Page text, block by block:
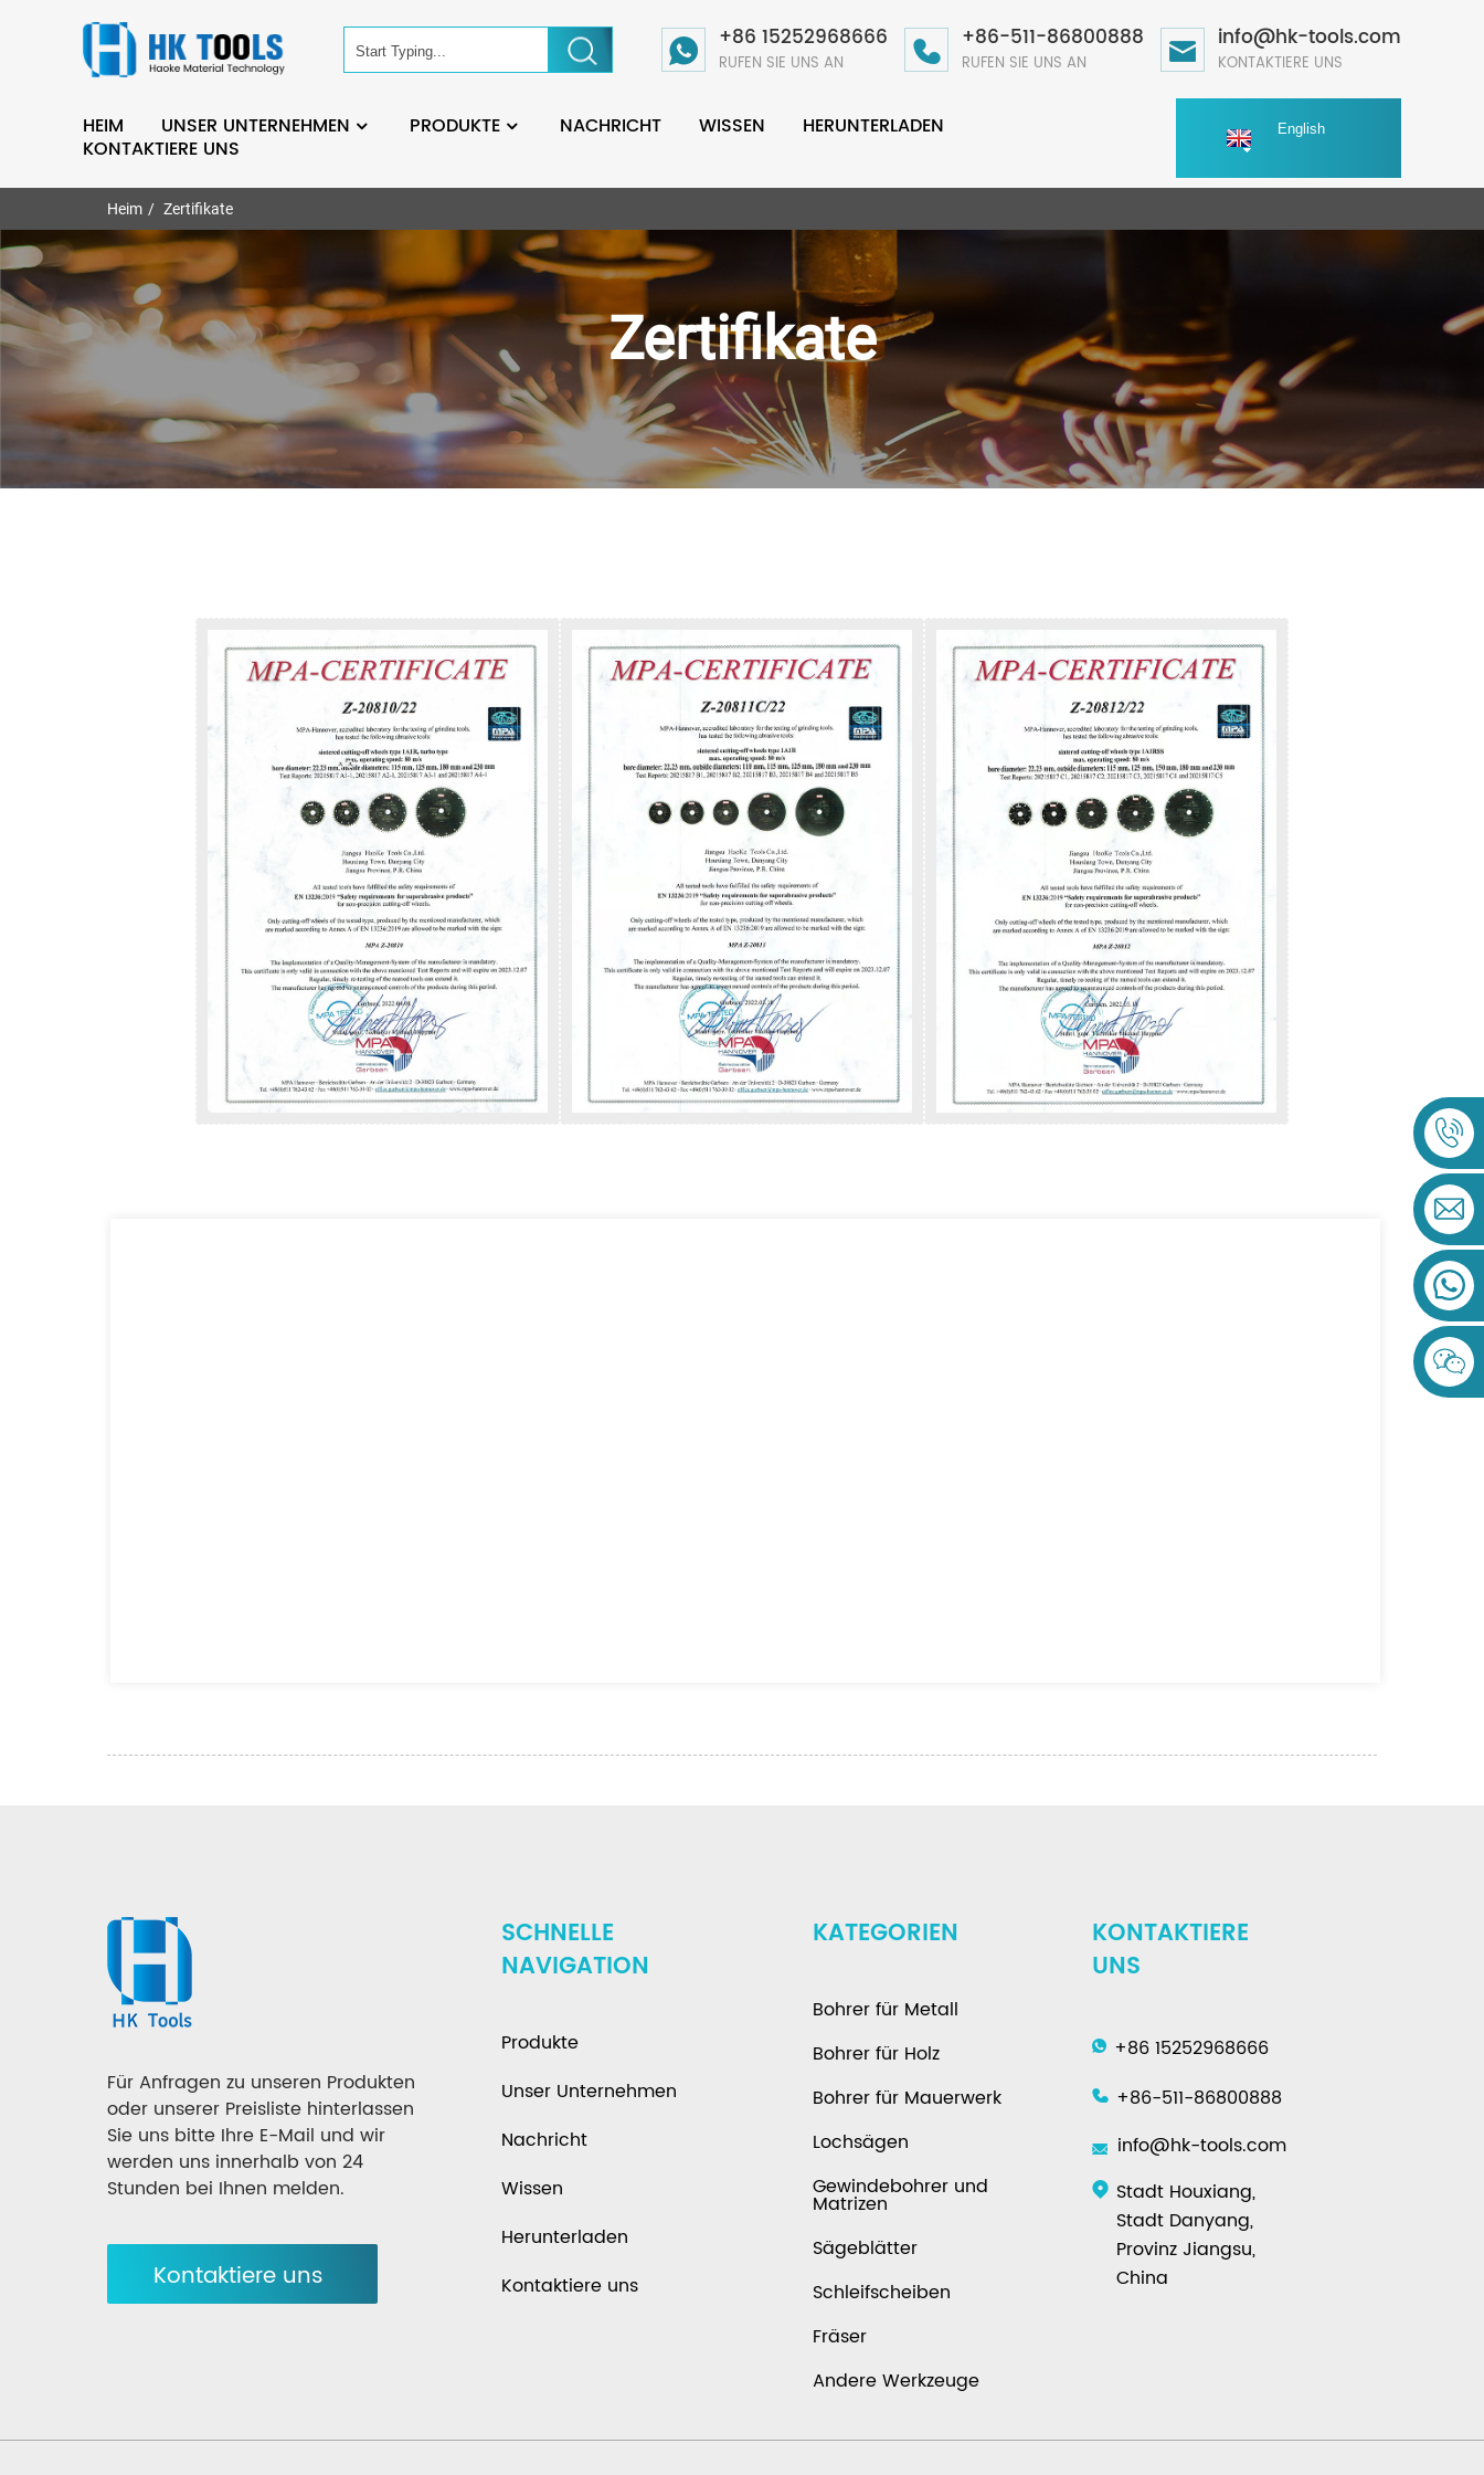
+86 15252968666
RUFEN SIE UNS AN
+86-511-86800888
RUFEN SIE UNS AN
info@hk-tools.com
KONTAKTIERE UNS
HEIM UNSER UNTERNEHMEN PRODUKTE NACHRICHT WISSEN
HERUNTERLADEN
KONTAKTIERE UNS
English
Heim Zertifikate
Zertifikate
Für Anfragen zu unseren Produkten
oder unserer Preisliste hinterlassen
Sie uns bitte Ihre E-Mail und wir
werden uns innerhalb von 24
Stunden bei Ihnen melden.
Kontaktiere uns
SCHNELLE
NAVIGATION
Produkte
Unser Unternehmen
Nachricht
Wissen
Herunterladen
Kontaktiere uns
KATEGORIEN
Bohrer für Metall
Bohrer für Holz
Bohrer für Mauerwerk
Lochsägen
Gewindebohrer und
Matrizen
Sägeblätter
Schleifscheiben
Fräser
Andere Werkzeuge
KONTAKTIERE
UNS
+86 15252968666
+86-511-86800888
info@hk-tools.com
Stadt Houxiang,
Stadt Danyang,
Provinz Jiangsu,
China